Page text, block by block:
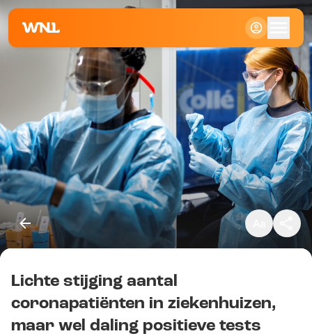
Klein
Standaard
Groot
Lichte stijging aantal
coronapatiënten in ziekenhuizen,
maar wel daling positieve tests